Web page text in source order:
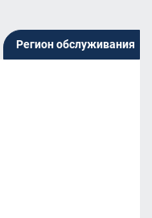
Регион обслуживания